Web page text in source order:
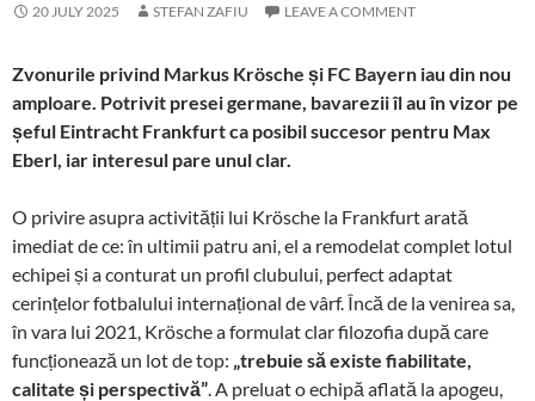
20 JULY 2025 STEFAN ZAFIU LEAVE A COMMENT
Zvonurile privind Markus Krösche și FC Bayern iau din nou
amploare. Potrivit presei germane, bavarezii îl au în vizor pe
șeful Eintracht Frankfurt ca posibil succesor pentru Max
Eberl, iar interesul pare unul clar.
O privire asupra activității lui Krösche la Frankfurt arată
imediat de ce: în ultimii patru ani, el a remodelat complet lotul
echipei și a conturat un profil clubului, perfect adaptat
cerințelor fotbalului internațional de vârf. Încă de la venirea sa,
în vara lui 2021, Krösche a formulat clar filozofia după care
funcționează un lot de top: „trebuie să existe fiabilitate,
calitate și perspectivă” . A preluat o echipă aflată la apogeu,